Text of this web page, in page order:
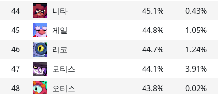
44
니타 45.1% 0.43%
45
게일 44.8% 1.05%
46
리코 44.7% 1.24%
47
모티스 44.1% 3.91%
48
오티스 43.8% 0.02%